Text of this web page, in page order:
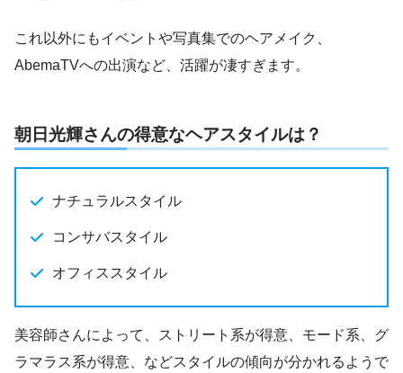
これ以外にもイベントや写真集でのヘアメイク、
AbemaTVへの出演など、活躍が凄すぎます。
朝日光輝さんの得意なヘアスタイルは？
ナチュラルスタイル
コンサバスタイル
オフィススタイル
美容師さんによって、ストリート系が得意、モード系、グ
ラマラス系が得意、などスタイルの傾向が分かれるようで